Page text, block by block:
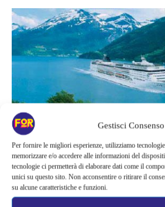
Gestisci Consenso
Per fornire le migliori esperienze, utilizziamo
memorizzare e/o accedere alle informazioni del
tecnologie ci permetterà di elaborare dati come il
unici su questo sito. Non acconsentire o ritirare il
su alcune caratteristiche e funzioni.